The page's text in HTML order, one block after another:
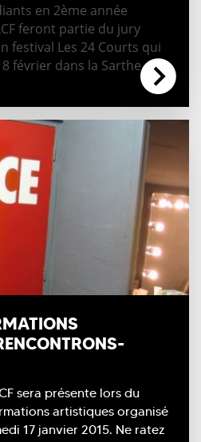
en 2ème année
feront partie du jury
festival Les 24 Courts qui
février dans la Sarthe.
sera présente lors du
artistiques organisé
17 janvier 2015. Ne ratez